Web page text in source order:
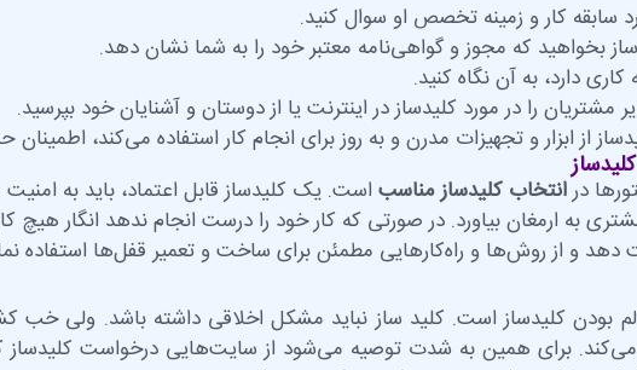
سابقه کار و زمینه تخصص او سوال کنید.
بخواهید که مجوز و گواهی‌نامه معتبر خود را به شما نشان دهد.
کاری دارد، به آن نگاه کنید.
را در مورد کلیدساز در اینترنت یا از دوستان و آشنایان خود بپرسید.
از ابزار و تجهیزات مدرن و به روز برای انجام کار استفاده می‌کند،
درانتخاب کلیدساز مناسب است. یک کلیدساز قابل اعتماد، باید به
به ارمغان بیاورد. در صورتی که کار خود را درست انجام ندهد انگار
و از روش‌ها و راه‌کارهایی مطمئن برای ساخت و تعمیر قفل‌ها استفاده
بودن کلیدساز است. کلید ساز نباید مشکل اخلاقی داشته باشد.
برای همین به شدت توصیه می‌شود از سایت‌هایی درخواست کلیدساز